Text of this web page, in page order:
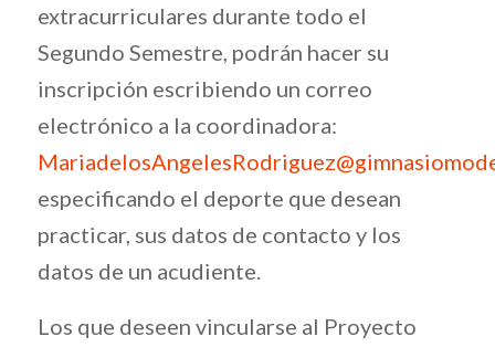
extracurriculares durante todo el
Segundo Semestre, podrán hacer su
inscripción escribiendo un correo
electrónico a la coordinadora:
especificando el deporte que desean
practicar, sus datos de contacto y los
datos de un acudiente.
Los que deseen vincularse al Proyecto